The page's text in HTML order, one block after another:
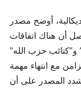
أوضح مصدر
أن هناك اتفاقات
و”كتائب حزب الله”
مع انتهاء مهمة
المصدر على أن